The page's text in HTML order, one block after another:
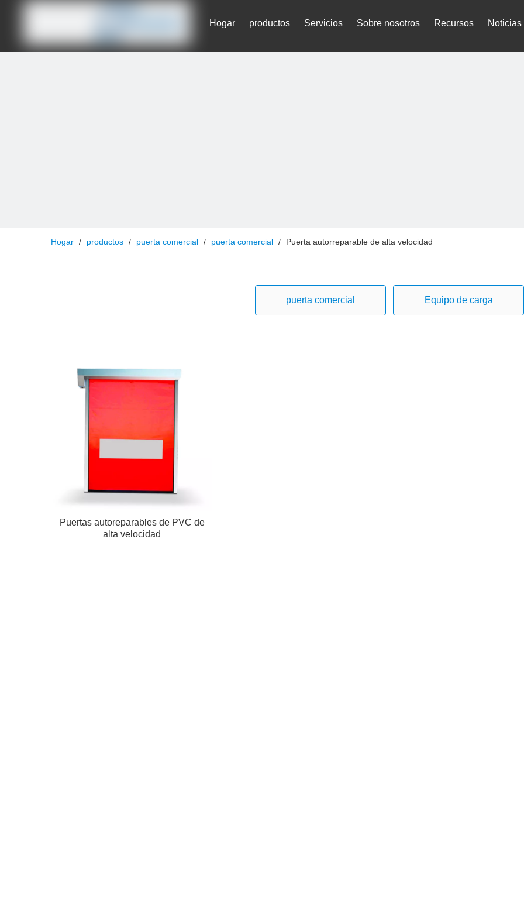
Hogar productos Servicios Sobre nosotros Recursos Noticias
Hogar / productos / puerta comercial / puerta comercial / Puerta autorreparable de alta velocidad
puerta comercial Equipo de carga
Puertas autoreparables de PVC de
alta velocidad